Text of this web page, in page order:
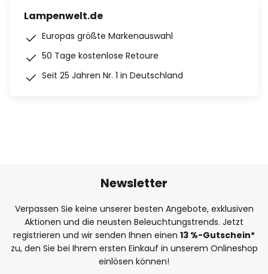
Lampenwelt.de
Europas größte Markenauswahl
50 Tage kostenlose Retoure
Seit 25 Jahren Nr. 1 in Deutschland
Newsletter
Verpassen Sie keine unserer besten Angebote, exklusiven
Aktionen und die neusten Beleuchtungstrends. Jetzt
registrieren und wir senden Ihnen einen 13 %-Gutschein*
zu, den Sie bei Ihrem ersten Einkauf in unserem Onlineshop
einlösen können!